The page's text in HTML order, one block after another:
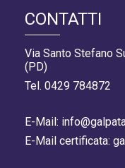
CONTATTI
Via Santo Stefano
(PD)
Tel. 0429 784872
E-Mail:
E-Mail certificata: